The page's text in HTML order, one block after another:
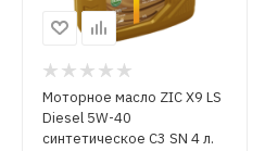
Моторное масло ZIC X9 LS
Diesel 5W-40
синтетическое C3 SN 4 л.